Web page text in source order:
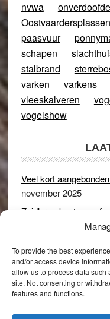
To provide the best
and/or access device
allow us to process data
site. Not consenting or
features and functions.
nvwa
Oostvaardersplassen
paasvuur
schapen
stalbrand
varken
varkens
vleeskalveren
vogelshow
Veel kort
november 2025
Zuidlaren kent geen
Rijswijk (Gld) 2
Dikbillen sieren de
Druten 8 november